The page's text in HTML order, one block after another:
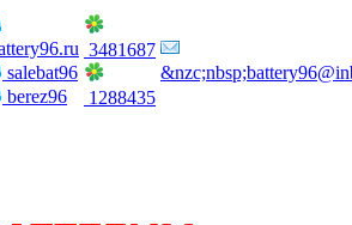
salebat96
berez96
3481687
1288435